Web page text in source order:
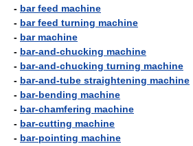
- bar feed machine
- bar feed turning machine
- bar machine
- bar-and-chucking machine
- bar-and-chucking turning machine
- bar-and-tube straightening machine
- bar-bending machine
- bar-chamfering machine
- bar-cutting machine
- bar-pointing machine